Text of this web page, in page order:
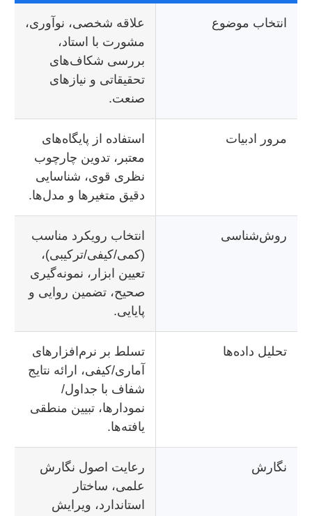
انتخاب موضوع
علاقه شخصی، نوآوری،
مشورت با استاد،
بررسی شکاف‌های
تحقیقاتی و نیازهای
صنعت.
مرور ادبیات
استفاده از پایگاه‌های
معتبر، تدوین چارچوب
نظری قوی، شناسایی
دقیق متغیرها و مدل‌ها.
روش‌شناسی
انتخاب رویکرد مناسب
(کمی/کیفی/ترکیبی)،
تعیین ابزار، نمونه‌گیری
صحیح، تضمین روایی و
پایایی.
تحلیل داده‌ها
تسلط بر نرم‌افزارهای
آماری/کیفی، ارائه نتایج
شفاف با جداول/
نمودارها، تبیین منطقی
یافته‌ها.
نگارش
رعایت اصول نگارش
علمی، ساختار
استاندارد، ویرایش